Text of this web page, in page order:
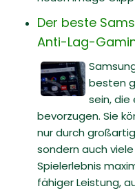
Der beste
Anti-Lag-
besten
sein, die
bevorzugen. Sie
nur durch
sondern auch
Spielerlebnis
fähiger Leistung,